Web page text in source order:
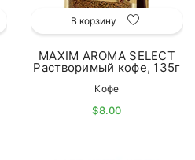
В корзину
MAXIM AROMA SELECT
Растворимый кофе, 135г
Кофе
$8.00